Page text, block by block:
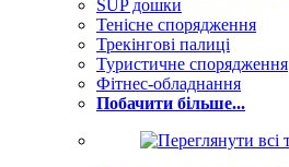
SUP дошки
Тенісне спорядження
Трекінгові палиці
Туристичне спорядження
Фітнес-обладнання
Побачити більше...